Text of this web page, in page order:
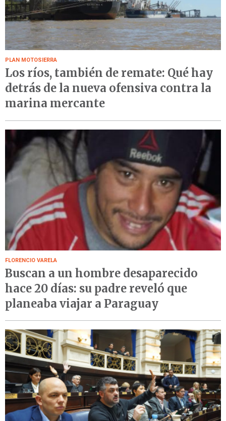
PLAN MOTOSIERRA
Los ríos, también de remate: Qué hay
detrás de la nueva ofensiva contra la
marina mercante
FLORENCIO VARELA
Buscan a un hombre desaparecido
hace 20 días: su padre reveló que
planeaba viajar a Paraguay